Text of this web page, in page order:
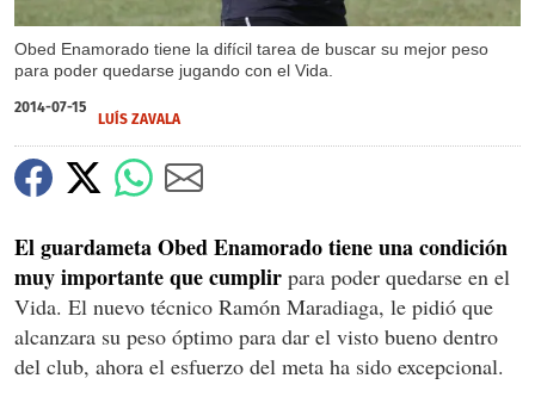
Obed Enamorado tiene la difícil tarea de buscar su mejor peso
para poder quedarse jugando con el Vida.
2014-07-15
LUÍS ZAVALA
El guardameta Obed Enamorado tiene una condición
muy importante que cumplir para poder quedarse en el
Vida. El nuevo técnico Ramón Maradiaga, le pidió que
alcanzara su peso óptimo para dar el visto bueno dentro
del club, ahora el esfuerzo del meta ha sido excepcional.